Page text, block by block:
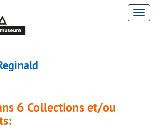
6 Collections et/ou